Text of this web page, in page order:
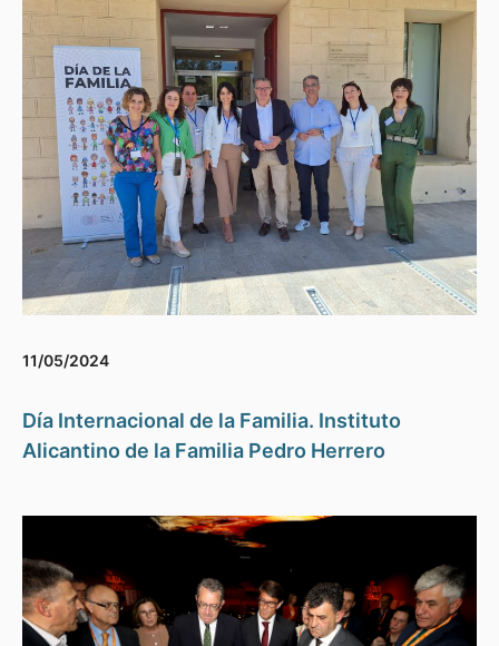
11/05/2024
Día Internacional de la Familia. Instituto
Alicantino de la Familia Pedro Herrero